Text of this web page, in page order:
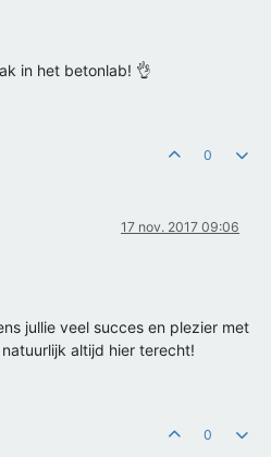
in het betonlab! 👌
0
17 nov. 2017 09:06
jullie veel succes en plezier met
altijd hier terecht!
0